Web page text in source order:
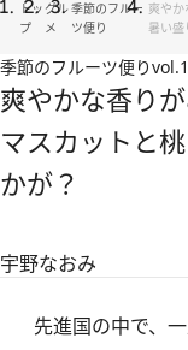
トッ
プ
グル
メ
季節のフルー
ツ便り
爽やか
暑い盛
季節のフルーツ便り
爽やかな香り
マスカットと
かが？
宇野なおみ
先進国の中で、